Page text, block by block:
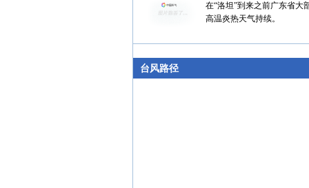
在“洛坦”到来之前广东省大
高温炎热天气持续。
台风路径